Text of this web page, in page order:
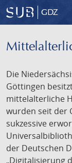
GDZ
Die
Göttingen
mittelalterliche
wurden seit der
sukzessive
der Deutschen
„Digitalisierung